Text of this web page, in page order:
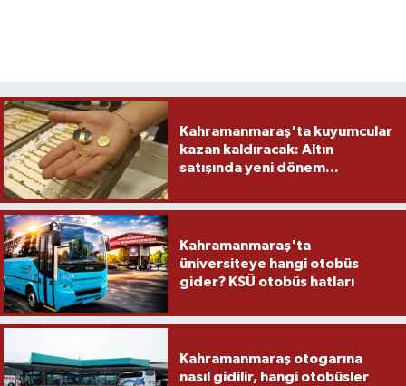
Kahramanmaraş'ta kuyumcular
kazan kaldıracak: Altın
satışında yeni dönem...
Kahramanmaraş'ta
üniversiteye hangi otobüs
gider? KSÜ otobüs hatları
Kahramanmaraş otogarına
nasıl gidilir, hangi otobüsler